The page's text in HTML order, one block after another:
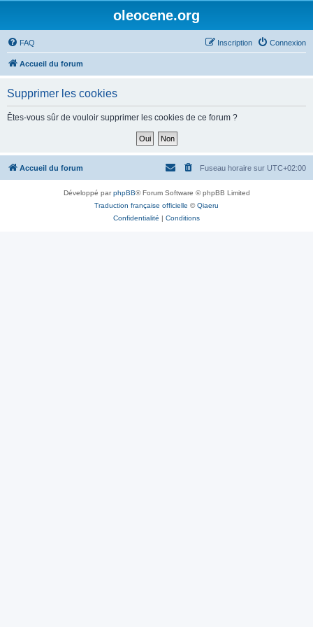
oleocene.org
FAQ Connexion
Inscription
Accueil du forum
Supprimer les cookies
Êtes-vous sûr de vouloir supprimer les cookies de ce forum ?
Accueil du forum Fuseau horaire sur UTC+02:00
Développé parphpBB® Forum Software © phpBB Limited
Traduction française officielle ©Qiaeru
Confidentialité | Conditions